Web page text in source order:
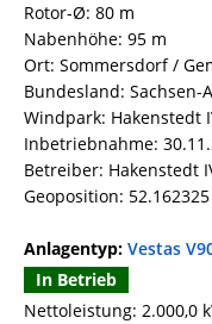
Rotor-Ø: 80 m
Nabenhöhe: 95 m
Ort: Sommersdorf /
Bundesland: Sachsen-
Windpark: Hakenstedt
Inbetriebnahme:
Betreiber: Hakenstedt
Geoposition:
Anlagentyp: Vestas
In Betrieb
Nettoleistung: 2.000,0